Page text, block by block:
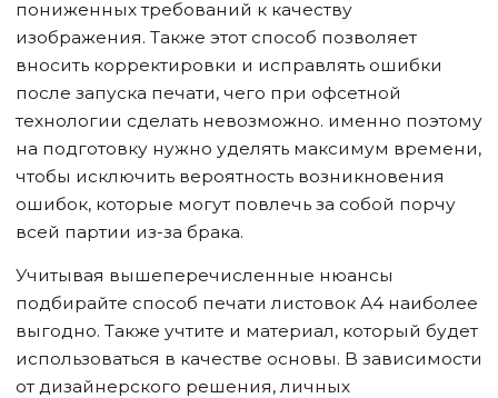
пониженных требований к качеству
изображения. Также этот способ позволяет
вносить корректировки и исправлять ошибки
после запуска печати, чего при офсетной
технологии сделать невозможно. именно поэтому
на подготовку нужно уделять максимум времени,
чтобы исключить вероятность возникновения
ошибок, которые могут повлечь за собой порчу
всей партии из-за брака.
Учитывая вышеперечисленные нюансы
подбирайте способ печати листовок А4 наиболее
выгодно. Также учтите и материал, который будет
использоваться в качестве основы. В зависимости
от дизайнерского решения, личных